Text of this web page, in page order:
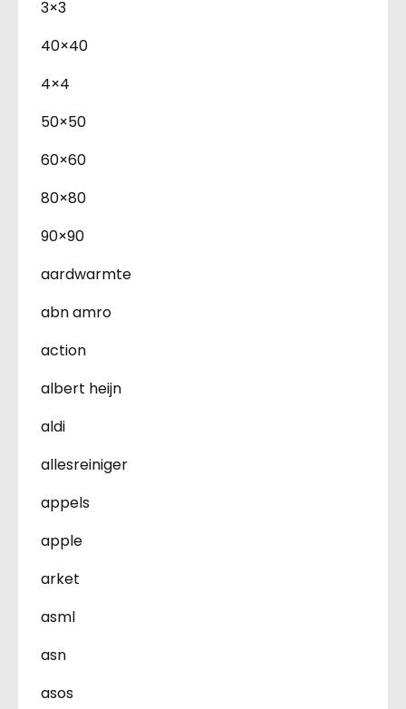
3×3
40×40
4×4
50×50
60×60
80×80
90×90
aardwarmte
abn amro
action
albert heijn
aldi
allesreiniger
appels
apple
arket
asml
asn
asos